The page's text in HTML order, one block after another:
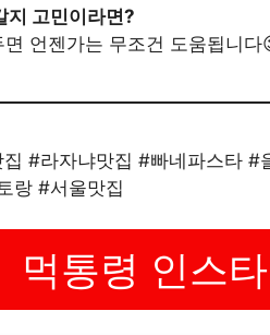
지 고민이라면?
면 언젠가는 무조건 도움됩니다
#라자냐맛집 #빠네파스타
랑 #서울맛집
먹통령 인스